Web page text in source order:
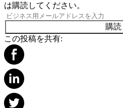
は購読してください。
購読
この投稿を共有: